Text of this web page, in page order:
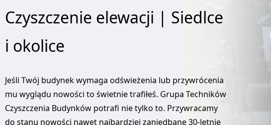
Czyszczenie elewacji | Siedlce
i okolice
Jeśli Twój budynek wymaga odświeżenia lub przywrócenia
mu wyglądu nowości to świetnie trafiłeś. Grupa Techników
Czyszczenia Budynków potrafi nie tylko to. Przywracamy
do stanu nowości nawet najbardziej zaniedbane 30-letnie